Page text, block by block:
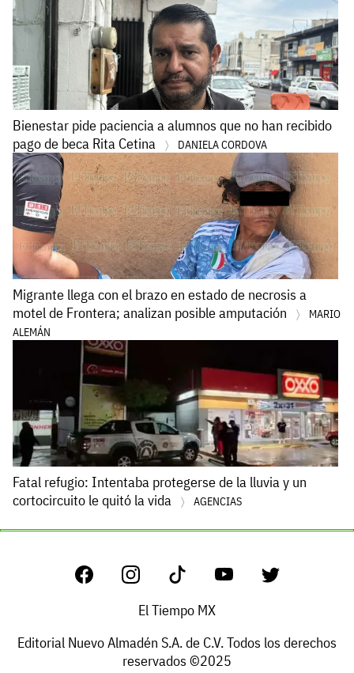
Bienestar pide paciencia a alumnos que no han recibido
pago de beca Rita Cetina
DANIELA CORDOVA
Migrante llega con el brazo en estado de necrosis a
motel de Frontera; analizan posible amputación
MARIO
ALEMÁN
Fatal refugio: Intentaba protegerse de la lluvia y un
cortocircuito le quitó la vida
AGENCIAS
El Tiempo MX
Editorial Nuevo Almadén S.A. de C.V. Todos los derechos
reservados ©2025